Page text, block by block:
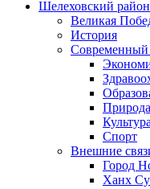
Шелеховский район
Великая
История
Современный
Культура
Спорт
Внешние
Город
Ханх